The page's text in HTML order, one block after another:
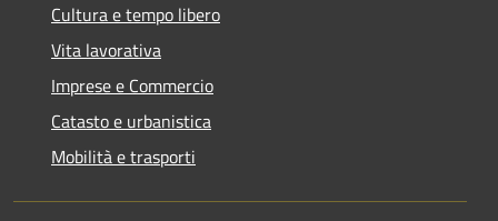
Cultura e tempo libero
Vita lavorativa
Imprese e Commercio
Catasto e urbanistica
Mobilità e trasporti